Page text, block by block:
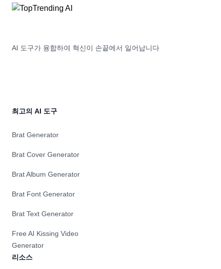
AI 도구가 융합하여 혁신이 손끝에서 일어납니다
최고의 AI 도구
Brat Generator
Brat Cover Generator
Brat Album Generator
Brat Font Generator
Brat Text Generator
Free AI Kissing Video
Generator
리소스